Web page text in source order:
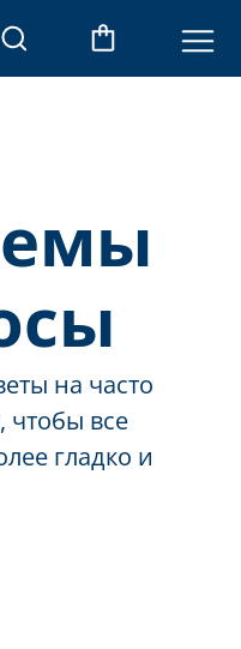
на часто
чтобы все
гладко и